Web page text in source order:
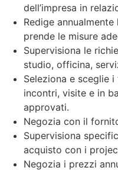
dell’impresa in
Redige
prende le misure
Supervisiona le
studio, officina,
Seleziona e sceglie
incontri, visite e in
approvati.
Negozia con il
Supervisiona
acquisto con i
Negozia i prezzi